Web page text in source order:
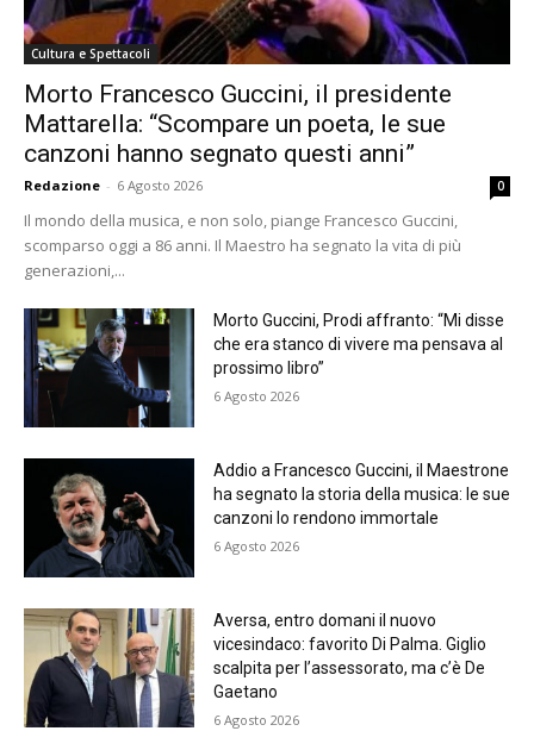
Cultura e Spettacoli
Morto Francesco Guccini, il presidente
Mattarella: “Scompare un poeta, le sue
canzoni hanno segnato questi anni”
Redazione - 6 Agosto 2026 0
Il mondo della musica, e non solo, piange Francesco Guccini,
scomparso oggi a 86 anni. Il Maestro ha segnato la vita di più
generazioni,...
Morto Guccini, Prodi affranto: “Mi disse
che era stanco di vivere ma pensava al
prossimo libro”
6 Agosto 2026
Addio a Francesco Guccini, il Maestrone
ha segnato la storia della musica: le sue
canzoni lo rendono immortale
6 Agosto 2026
Aversa, entro domani il nuovo
vicesindaco: favorito Di Palma. Giglio
scalpita per l’assessorato, ma c’è De
Gaetano
6 Agosto 2026